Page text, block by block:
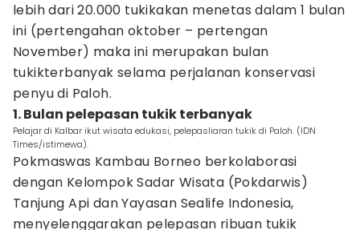
lebih dari 20.000 tukikakan menetas dalam 1 bulan
ini (pertengahan oktober – pertengan
November) maka ini merupakan bulan
tukikterbanyak selama perjalanan konservasi
penyu di Paloh.
1. Bulan pelepasan tukik terbanyak
Pelajar di Kalbar ikut wisata edukasi, pelepasliaran tukik di Paloh. (IDN
Times/istimewa).
Pokmaswas Kambau Borneo berkolaborasi
dengan Kelompok Sadar Wisata (Pokdarwis)
Tanjung Api dan Yayasan Sealife Indonesia,
menyelenggarakan pelepasan ribuan tukik